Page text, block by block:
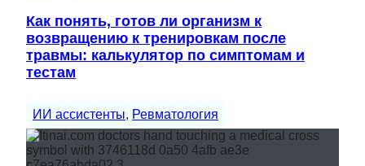
Как понять, готов ли организм к
возвращению к тренировкам после
травмы: калькулятор по симптомам и
тестам
ИИ ассистенты, Ревматология